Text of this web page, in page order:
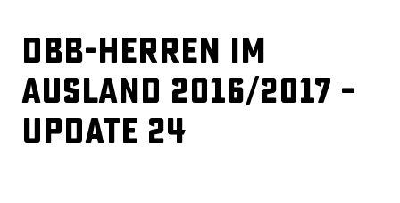
DBB-Herren im
Ausland 2016/2017 –
Update 24